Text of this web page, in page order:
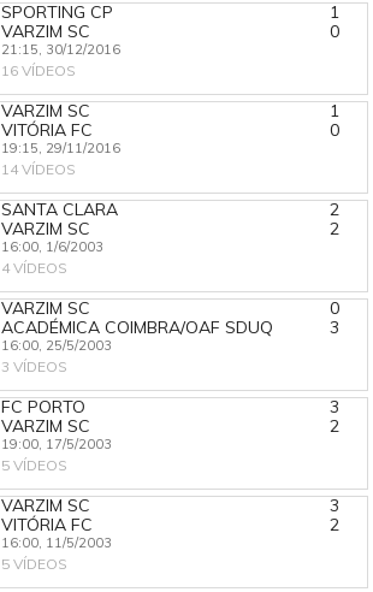
SPORTING CP
1
VARZIM SC
0
21:15, 30/12/2016
16 VÍDEOS
VARZIM SC
1
VITÓRIA FC
0
19:15, 29/11/2016
14 VÍDEOS
SANTA CLARA
2
VARZIM SC
2
16:00, 1/6/2003
4 VÍDEOS
VARZIM SC
0
ACADÉMICA COIMBRA/OAF SDUQ
3
16:00, 25/5/2003
3 VÍDEOS
FC PORTO
3
VARZIM SC
2
19:00, 17/5/2003
5 VÍDEOS
VARZIM SC
3
VITÓRIA FC
2
16:00, 11/5/2003
5 VÍDEOS